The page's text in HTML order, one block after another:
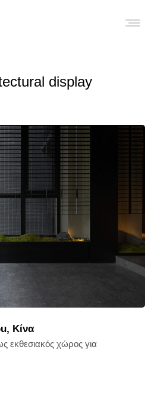
display
Κίνα
εκθεσιακός χώρος για